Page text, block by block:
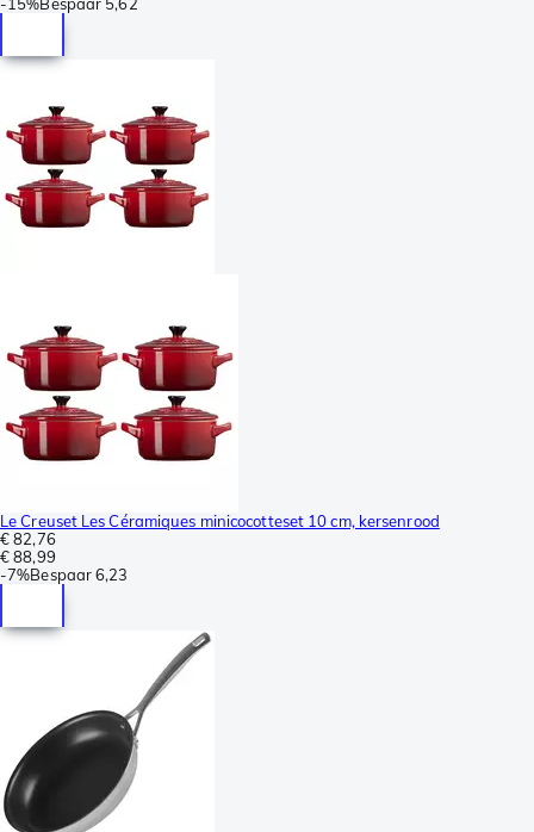
Le Creuset Les Céramiques minicocotteset 10 cm, kersenrood
€ 82,76
€ 88,99
-7%Bespaar6,23